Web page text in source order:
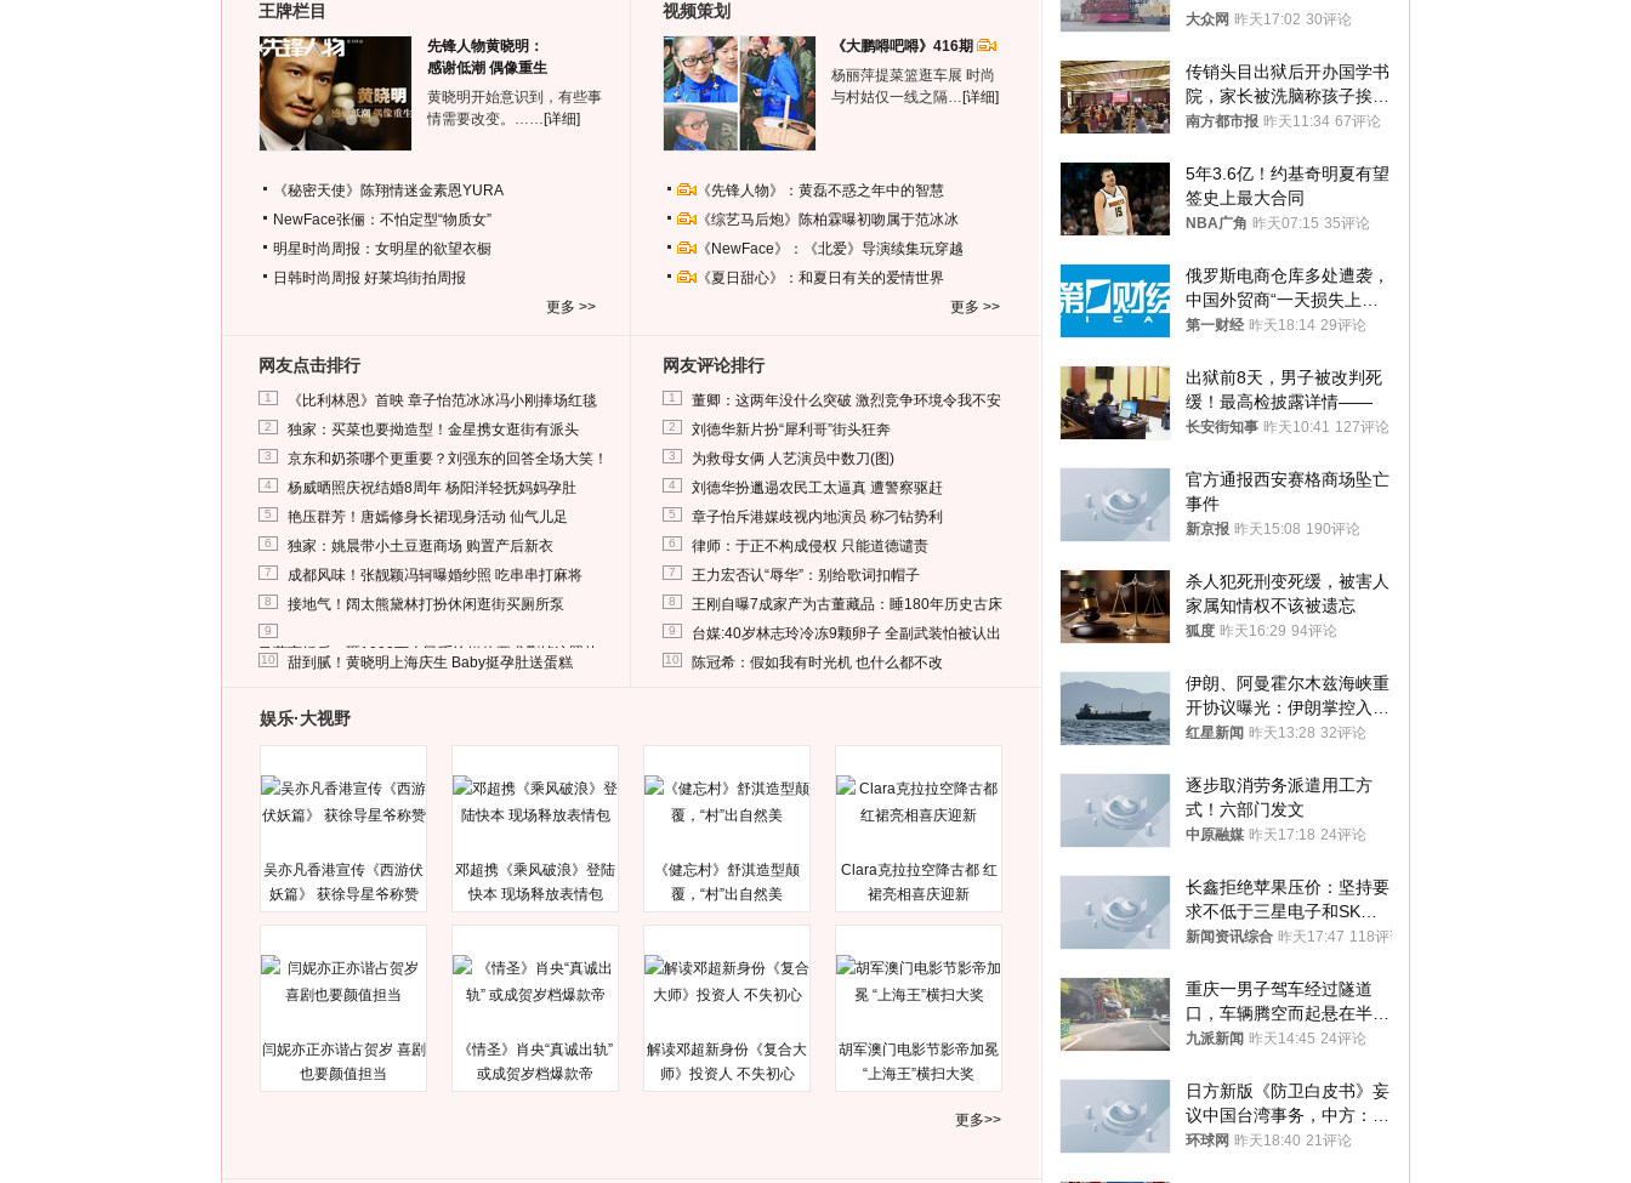
王牌栏目
先锋人物黄晓明：
感谢低潮 偶像重生
黄晓明开始意识到，有些事
情需要改变。…… [详细]
《秘密天使》陈翔情迷金素恩YURA
NewFace张俪：不怕定型“物质女”
明星时尚周报：女明星的欲望衣橱
日韩时尚周报 好莱坞街拍周报
更多 >>
视频策划
《大鹏嘚吧嘚》416期
杨丽萍提菜篮逛车展 时尚
与村姑仅一线之隔… [详细]
《先锋人物》：黄磊不惑之年中的智慧
《综艺马后炮》陈柏霖曝初吻属于范冰冰
《NewFace》：《北爱》导演续集玩穿越
《夏日甜心》：和夏日有关的爱情世界
更多 >>
网友点击排行
1 《比利林恩》首映 章子怡范冰冰冯小刚捧场红毯
2 独家：买菜也要拗造型！金星携女逛街有派头
3 京东和奶茶哪个更重要？刘强东的回答全场大笑！
4 杨威晒照庆祝结婚8周年 杨阳洋轻抚妈妈孕肚
5 艳压群芳！唐嫣修身长裙现身活动 仙气儿足
6 独家：姚晨带小土豆逛商场 购置产后新衣
7 成都风味！张靓颖冯轲曝婚纱照 吃串串打麻将
8 接地气！阔太熊黛林打扮休闲逛街买厕所泵
9
马蓉离婚后，砸1000万人民币给媒体要求删掉这照片
10 甜到腻！黄晓明上海庆生 Baby挺孕肚送蛋糕
网友评论排行
1 董卿：这两年没什么突破 激烈竞争环境令我不安
2 刘德华新片扮“犀利哥”街头狂奔
3 为救母女俩 人艺演员中数刀(图)
4 刘德华扮邋遢农民工太逼真 遭警察驱赶
5 章子怡斥港媒歧视内地演员 称刁钻势利
6 律师：于正不构成侵权 只能道德谴责
7 王力宏否认“辱华”：别给歌词扣帽子
8 王刚自曝7成家产为古董藏品：睡180年历史古床
9 台媒:40岁林志玲冷冻9颗卵子 全副武装怕被认出
10 陈冠希：假如我有时光机 也什么都不改
娱乐·大视野
吴亦凡香港宣传《西游伏
妖篇》 获徐导星爷称赞
邓超携《乘风破浪》登陆
快本 现场释放表情包
《健忘村》舒淇造型颠
覆，“村”出自然美
Clara克拉拉空降古都 红
裙亮相喜庆迎新
闫妮亦正亦谐占贺岁 喜剧
也要颜值担当
《情圣》肖央“真诚出轨”
或成贺岁档爆款帝
解读邓超新身份《复合大
师》投资人 不失初心
胡军澳门电影节影帝加冕
“上海王”横扫大奖
更多>>
大众网 昨天17:02 30评论
传销头目出狱后开办国学书
院，家长被洗脑称孩子挨打
才有效果
南方都市报 昨天11:34 67评论
5年3.6亿！约基奇明夏有望
签史上最大合同
NBA广角 昨天07:15 35评论
俄罗斯电商仓库多处遭袭，
中国外贸商“一天损失上
万”紧急清仓
第一财经 昨天18:14 29评论
出狱前8天，男子被改判死
缓！最高检披露详情——
长安街知事 昨天10:41 127评论
官方通报西安赛格商场坠亡
事件
新京报 昨天15:08 190评论
杀人犯死刑变死缓，被害人
家属知情权不该被遗忘
狐度 昨天16:29 94评论
伊朗、阿曼霍尔木兹海峡重
开协议曝光：伊朗掌控入湾
航道，与阿曼平分“服务费”
红星新闻 昨天13:28 32评论
逐步取消劳务派遣用工方
式！六部门发文
中原融媒 昨天17:18 24评论
长鑫拒绝苹果压价：坚持要
求不低于三星电子和SK海
力士
新闻资讯综合 昨天17:47 118评论
重庆一男子驾车经过隧道
口，车辆腾空而起悬在半
空，消防： 2人已送医，正
九派新闻 昨天14:45 24评论
日方新版《防卫白皮书》妄
议中国台湾事务，中方：强
烈不满、坚决反对，已向日
环球网 昨天18:40 21评论